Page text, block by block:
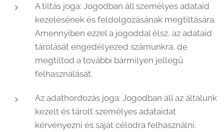
A tiltás joga: Jogodban áll személyes adataid
kezelésének és feldolgozásának megtiltására.
Amennyiben ezzel a jogoddal élsz, az adataid
tárolását engedélyezed számunkra, de
megtiltod a további bármilyen jellegű
felhasználását.
Az adathordozás joga: Jogodban áll az általunk
kezelt és tárolt személyes adataidat
kérvényezni és saját célodra felhasználni.